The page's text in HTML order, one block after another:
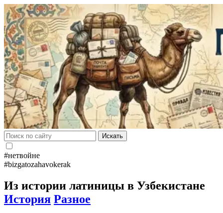
Искать
#нетвойне
#bizgatozahavokerak
Из истории латиницы в Узбекистане
История Разное